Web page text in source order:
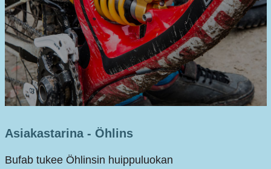
Asiakastarina - Öhlins
Bufab tukee Öhlinsin huippuluokan